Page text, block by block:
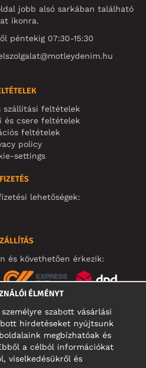
jobb alsó sarkában található
ikonra.
péntekig 07:30-15:30
szállítási feltételek
és csere feltételek
feltételek
policy
settings
FIZETÉS
lehetőségek:
és követhetően érkezik:
MÉDIA
ÉLMÉNYT
szabott vásárlási
hirdetéseket nyújtsunk
megbízhatóak és
a célból információkat
viselkedésükről és